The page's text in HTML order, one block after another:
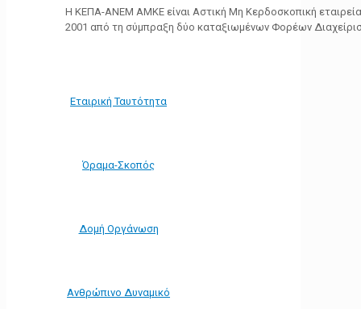
Η ΚΕΠΑ-ΑΝΕΜ ΑΜΚΕ είναι Αστική Μη Κερδοσκοπική
2001 από τη σύμπραξη δύο καταξιωμένων Φορέων
Εταιρική Ταυτότητα
Όραμα-Σκοπός
Δομή Οργάνωση
Ανθρώπινο Δυναμικό